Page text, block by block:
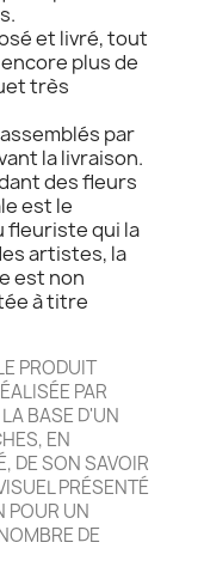
et livré, tout
plus de
très
par
la livraison.
des fleurs
est le
fleuriste qui la
artistes, la
est non
à titre
PRODUIT
PAR
BASE D'UN
EN
DE SON SAVOIR
PRÉSENTÉ
POUR UN
DE